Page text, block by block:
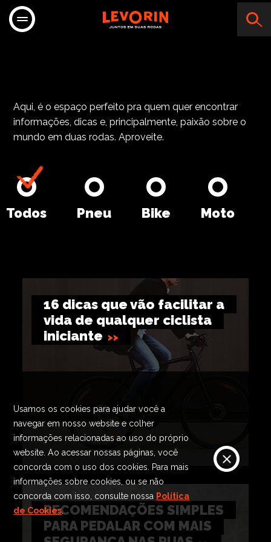
Aqui, é o espaço perfeito pra quem quer encontrar
informações, dicas e, principalmente, paixão sobre o
mundo em duas rodas. Aproveite.
Todos Pneu Bike Moto
16 dicas que vão facilitar a
vida de qualquer ciclista
iniciante
RECOMENDAÇÕES SIMPLES
PARA PEDALAR COM MAIS
Usamos os cookies para ajudar você a
navegar em nosso website e colher
informações relacionadas ao uso do próprio
website. Ao acessar nossas páginas, você
concorda com o uso dos cookies. Para mais
informações sobre cookies, ou se não
concorda com isso, consulte nossa Política
de Cookies.